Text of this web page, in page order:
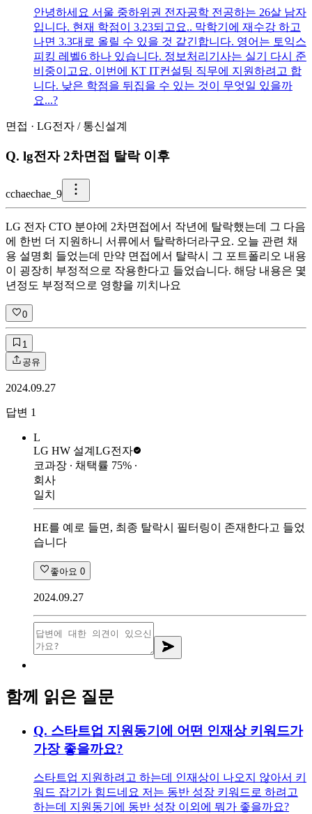
안녕하세요 서울 중하위권 전자공학 전공하는 26살 남자
입니다. 현재 학점이 3.23되고요.. 막학기에 재수강 하고
나면 3.3대로 올릴 수 있을 것 같긴합니다. 영어는 토익스
피킹 레벨6 하나 있습니다. 정보처리기사는 실기 다시 준
비중이고요. 이번에 KT IT컨설팅 직무에 지원하려고 합
니다. 낮은 학점을 뒤집을 수 있는 것이 무엇일 있을까
요...?
면접 · LG전자 / 통신설계
Q. lg전자 2차면접 탈락 이후
cchaechae_9
LG 전자 CTO 분야에 2차면접에서 작년에 탈락했는데 그 다음
에 한번 더 지원하니 서류에서 탈락하더라구요. 오늘 관련 채
용 설명회 들었는데 만약 면접에서 탈락시 그 포트폴리오 내용
이 굉장히 부정적으로 작용한다고 들었습니다. 해당 내용은 몇
년정도 부정적으로 영향을 끼치나요
0
1
공유
2024.09.27
답변 1
L
LG HW 설계 LG전자
코과장 ∙ 채택률 75% ∙
회사
일치
HE를 예로 들면, 최종 탈락시 필터링이 존재한다고 들었
습니다
좋아요 0
2024.09.27
함께 읽은 질문
Q. 스타트업 지원동기에 어떤 인재상 키워드가
가장 좋을까요?
스타트업 지원하려고 하는데 인재상이 나오지 않아서 키
워드 잡기가 힘드네요 저는 동반 성장 키워드로 하려고
하는데 지원동기에 동반 성장 이외에 뭐가 좋을까요?